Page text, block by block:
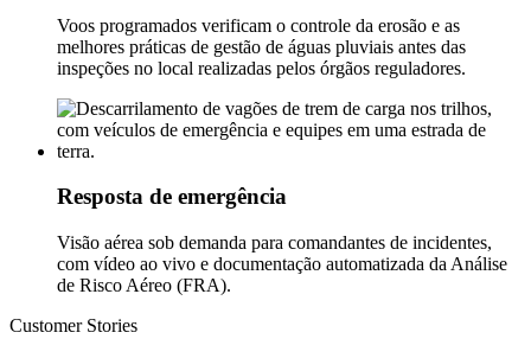
Voos programados verificam o controle da erosão e as
melhores práticas de gestão de águas pluviais antes das
inspeções no local realizadas pelos órgãos reguladores.
Resposta de emergência
Visão aérea sob demanda para comandantes de incidentes,
com vídeo ao vivo e documentação automatizada da Análise
de Risco Aéreo (FRA).
Customer Stories